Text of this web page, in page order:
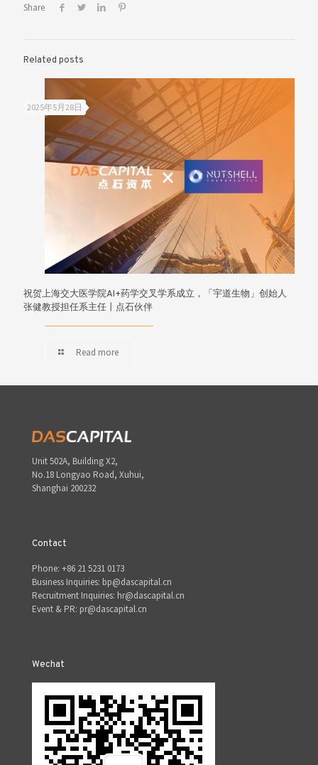
Share
Related posts
2025年5月28日
祝贺上海交大医学院AI+药学交叉学系成立，「宇道生物」创始人
张健教授担任系主任丨点石伙伴
Read more
Unit 502A, Building X2,
No.18 Longyao Road, Xuhui,
Shanghai 200232
Contact
Phone: +86 21 5231 0173
Business Inquiries: bp@dascapital.cn
Recruitment Inquiries: hr@dascapital.cn
Event & PR: pr@dascapital.cn
Wechat